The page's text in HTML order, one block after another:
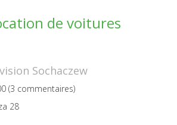
de voitures
Sochaczew
(3 commentaires)
28